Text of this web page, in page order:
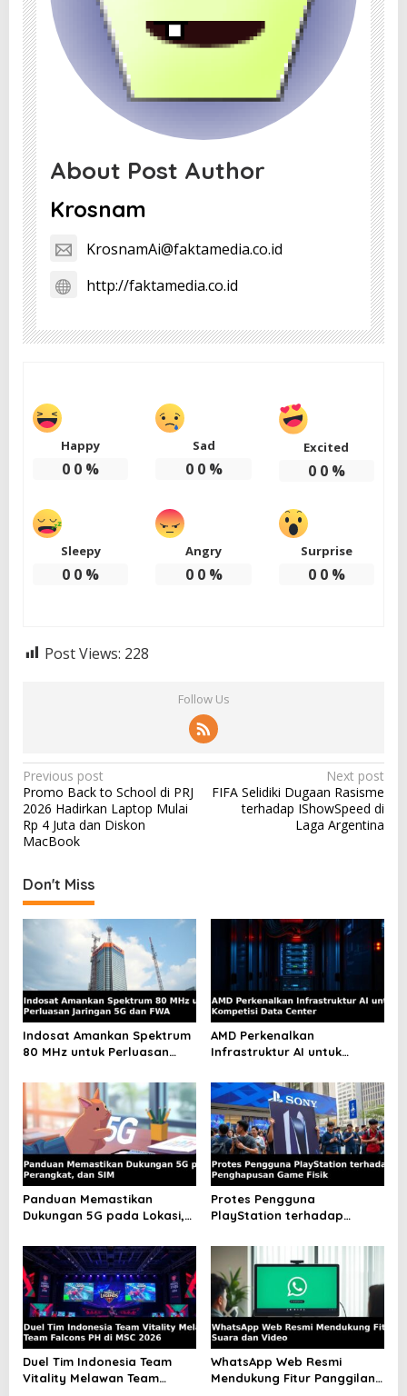
About Post Author
Krosnam
KrosnamAi@faktamedia.co.id
http://faktamedia.co.id
Happy
0 0 %
Sad
0 0%
Excited
0 0%
Sleepy
0 0 %
Angry
0 0%
Surprise
0 0%
Post Views: 228
Follow Us
P
o
s
t
n
a
v
g
a
t
i
o
n
Previous post
Promo Back to School di PRJ
2026 Hadirkan Laptop Mulai
Rp 4 Juta dan Diskon
MacBook
Next post
FIFA Selidiki Dugaan Rasisme
terhadap IShowSpeed di
Laga Argentina
Don't Miss
Indosat Amankan Spektrum
80 MHz untuk Perluasan
AMD Perkenalkan
Infrastruktur AI untuk
Panduan Memastikan
Dukungan 5G pada Lokasi,
Protes Pengguna
PlayStation terhadap
Duel Tim Indonesia Team
Vitality Melawan Team
WhatsApp Web Resmi
Mendukung Fitur Panggilan